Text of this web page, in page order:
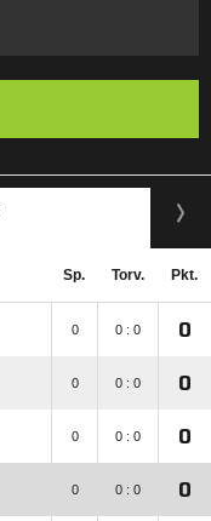
Sp. Torv. Pkt.
0 0 : 0 0
0 0 : 0 0
0 0 : 0 0
0 0 : 0 0